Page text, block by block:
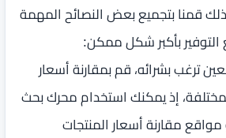
قمنا بتجميع بعض النصائح المهمة
بأكبر شكل ممكن:
ترغب بشرائه، قم بمقارنة أسعار
إذ يمكنك استخدام محرك بحث
مقارنة أسعار المنتجات